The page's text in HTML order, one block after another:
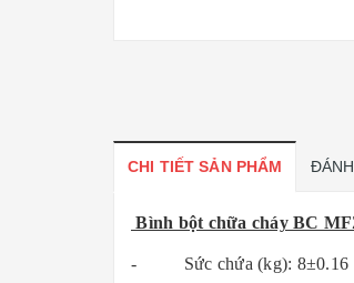
CHI TIẾT SẢN PHẨM
Bình bột chữa cháy BC
- Sức chứa (kg): 8±0.16